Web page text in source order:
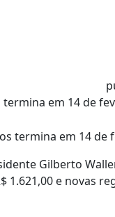
em 14 de
Gilberto
1.621,00 e novas